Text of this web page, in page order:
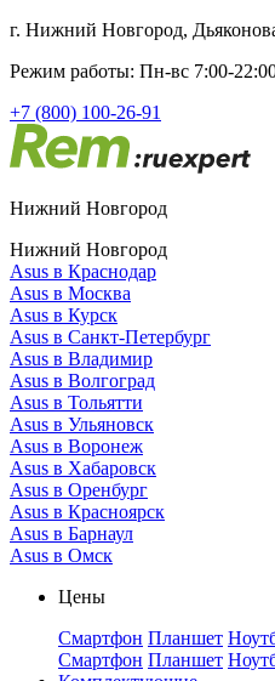
г. Нижний Новгород,
Режим работы: Пн-вс 7:00-
+7 (800) 100-26-91
Нижний Новгород
Нижний Новгород
Asus в Краснодар
Asus в Москва
Asus в Курск
Asus в Санкт-Петербург
Asus в Владимир
Asus в Волгоград
Asus в Тольятти
Asus в Ульяновск
Asus в Воронеж
Asus в Хабаровск
Asus в Оренбург
Asus в Красноярск
Asus в Барнаул
Asus в Омск
Цены
Смартфон Планшет
Смартфон Планшет